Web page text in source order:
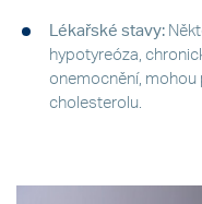
Lékařské stavy:
hypotyreóza,
onemocnění, mohou
cholesterolu.